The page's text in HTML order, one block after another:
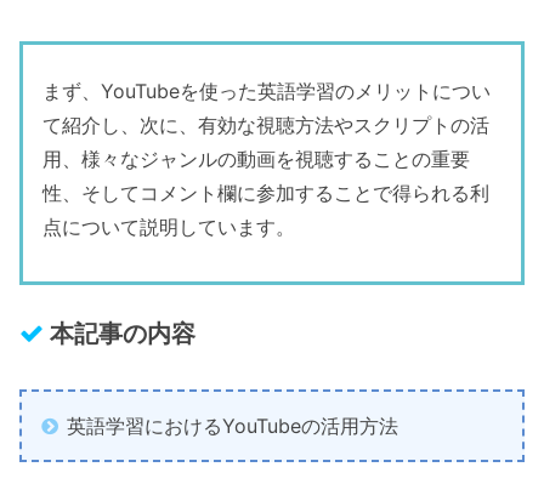
まず、YouTubeを使った英語学習のメリットについ
て紹介し、次に、有効な視聴方法やスクリプトの活
用、様々なジャンルの動画を視聴することの重要
性、そしてコメント欄に参加することで得られる利
点について説明しています。
本記事の内容
英語学習におけるYouTubeの活用方法